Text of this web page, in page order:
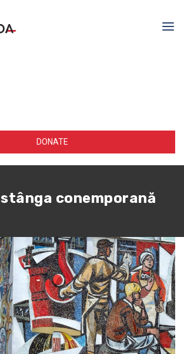
DONATE
stânga conemporană